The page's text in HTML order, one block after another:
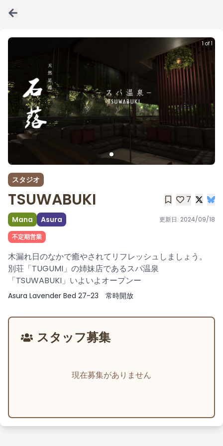
1 of 1
スタジオ
TSUWABUKI 7
Mana Asura 更新日: 2024/09/18
不定期営業
木漏れ日のなかで癒やされてリフレッシュしましょう。
別荘「TUGUMI」の姉妹店であるスパ温泉
「TSUWABUKI」いよいよオープンー
Asura Lavender Bed 27-23 常時開放
スタッフ募集
現在募集がありません